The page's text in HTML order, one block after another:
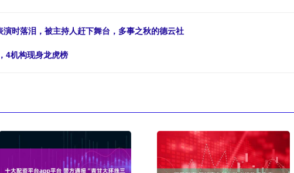
时落泪，被主持人赶下舞台，多事之秋的德云社
4机构现身龙虎榜